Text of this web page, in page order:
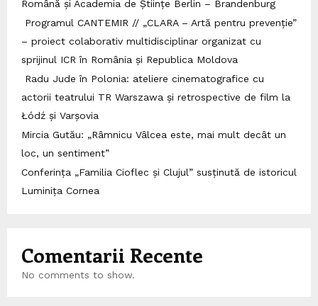
Română și Academia de Științe Berlin – Brandenburg
Programul CANTEMIR // „CLARA – Artă pentru prevenție”
– proiect colaborativ multidisciplinar organizat cu
sprijinul ICR în România și Republica Moldova
Radu Jude în Polonia: ateliere cinematografice cu
actorii teatrului TR Warszawa și retrospective de film la
Łódź și Varșovia
Mircia Gutău: „Râmnicu Vâlcea este, mai mult decât un
loc, un sentiment”
Conferința „Familia Cioflec și Clujul” susținută de istoricul
Luminița Cornea
Comentarii Recente
No comments to show.